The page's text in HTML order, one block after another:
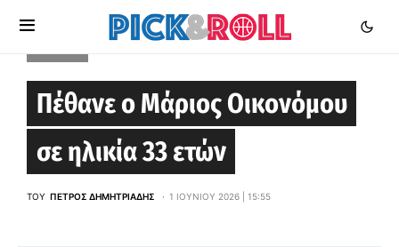
Πέθανε ο Μάριος Οικονόμου
σε ηλικία 33 ετών
ΤΟΥ ΠΈΤΡΟΣ ΔΗΜΗΤΡΙΆΔΗΣ 1 ΙΟΥΝΊΟΥ 2026 | 15:55